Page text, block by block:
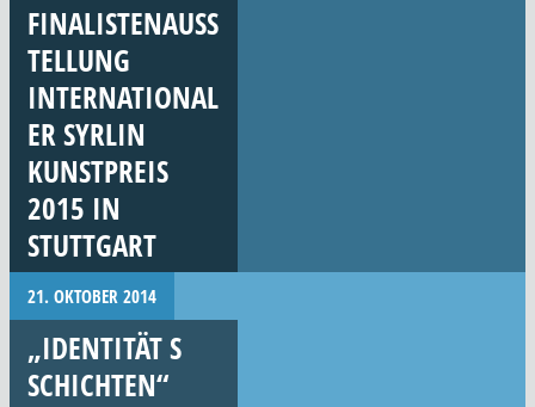
FINALISTENAUSS
TELLUNG
INTERNATIONAL
ER SYRLIN
KUNSTPREIS
2015 IN
STUTTGART
21. OKTOBER 2014
„IDENTITÄT S
SCHICHTEN“